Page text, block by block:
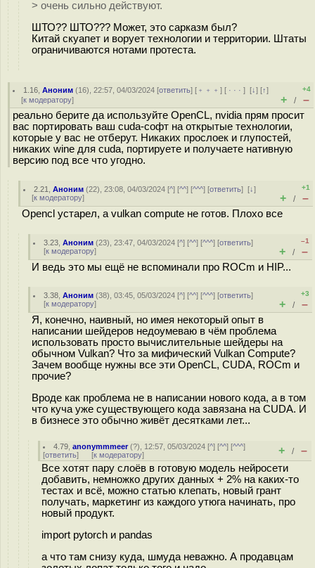
> очень сильно действуют.
ШТО?? ШТО??? Может, это сарказм был?
Китай скуапет и ворует технологии и территории. Штаты
ограничиваются нотами протеста.
1.16 ,Аноним (16), 22:57, 04/03/2024 [ответить] [ ﹢﹢﹢] [ · · ·][↓] [↑]
[к модератору]
+4
+ / –
реально берите да используйте OpenCL, nvidia прям просит
вас портировать ваш cuda-софт на открытые технологии,
которые у вас не отберут. Никаких прослоек и глупостей,
никаких wine для cuda, портируете и получаете нативную
версию под все что угодно.
2.21 ,Аноним (22), 23:08, 04/03/2024 [^] [^^] [^^^] [ответить][↓]
[к модератору]
+1
+ / –
Opencl устарел, а vulkan compute не готов. Плохо все
3.23 ,Аноним (23), 23:47, 04/03/2024 [^] [^^] [^^^] [ответить]
[к модератору]
–1
+ / –
И ведь это мы ещё не вспоминали про ROCm и HIP...
3.38 ,Аноним (38), 03:45, 05/03/2024 [^] [^^] [^^^] [ответить]
[к модератору]
+3
+ / –
Я, конечно, наивный, но имея некоторый опыт в
написании шейдеров недоумеваю в чём проблема
использовать просто вычислительные шейдеры на
обычном Vulkan? Что за мифический Vulkan Compute?
Зачем вообще нужны все эти OpenCL, CUDA, ROCm и
прочие?
Вроде как проблема не в написании нового кода, а в том
что куча уже существующего кода завязана на CUDA. И
в бизнесе это обычно живёт десятками лет...
4.79 ,anonymmmeer(?), 12:57, 05/03/2024 [^] [^^] [^^^]
[ответить] [к модератору] + / –
Все хотят пару слоёв в готовую модель нейросети
добавить, немножко других данных + 2% на каких-то
тестах и всё, можно статью клепать, новый грант
получать, маркетинг из каждого утюга начинать, про
новый продукт.
import pytorch и pandas
а что там снизу куда, шмуда неважно. А продавцам